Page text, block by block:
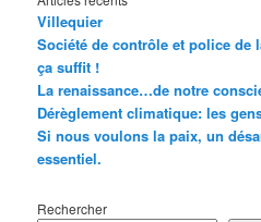
Villequier
Société de contrôle et police de
ça suffit !
La renaissance…de notre
Dérèglement climatique: les
Si nous voulons la paix, un
essentiel.
Rechercher